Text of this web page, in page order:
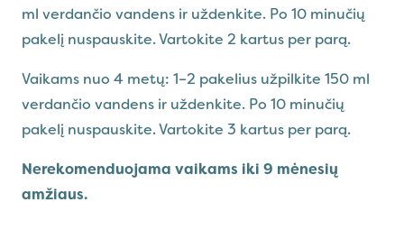
ml verdančio vandens ir uždenkite. Po 10 minučių
pakelį nuspauskite. Vartokite 2 kartus per parą.
Vaikams nuo 4 metų: 1–2 pakelius užpilkite 150 ml
verdančio vandens ir uždenkite. Po 10 minučių
pakelį nuspauskite. Vartokite 3 kartus per parą.
Nerekomenduojama vaikams iki 9 mėnesių
amžiaus.